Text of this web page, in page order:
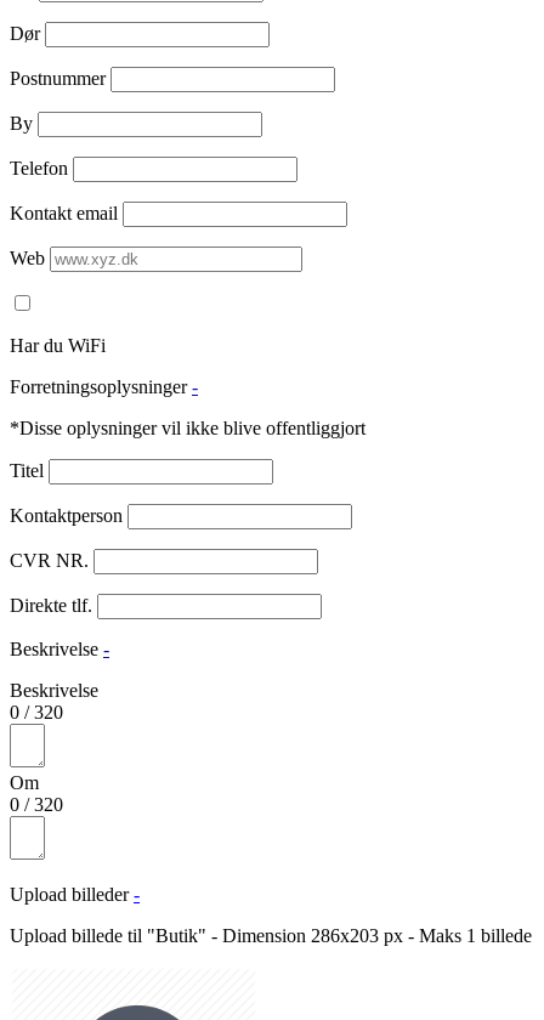
Dør
Postnummer
By
Telefon
Kontakt email
Web
Har du WiFi
Forretningsoplysninger -
*Disse oplysninger vil ikke blive offentliggjort
Titel
Kontaktperson
CVR NR.
Direkte tlf.
Beskrivelse -
Beskrivelse
0 /320
Om
0 /320
Upload billeder -
Upload billede til "Butik" - Dimension 286x203 px - Maks 1 billede